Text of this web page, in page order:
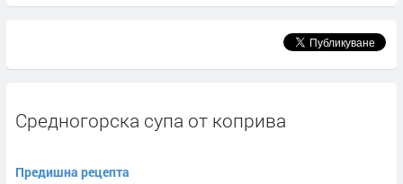
Средногорска супа от коприва
Предишна рецепта